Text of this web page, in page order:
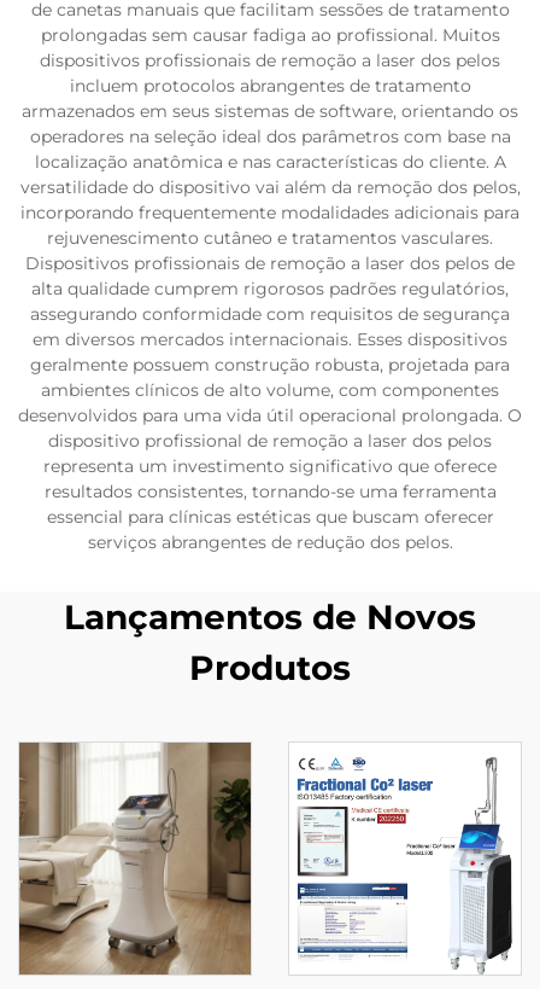
de canetas manuais que facilitam sessões de tratamento
prolongadas sem causar fadiga ao profissional. Muitos
dispositivos profissionais de remoção a laser dos pelos
incluem protocolos abrangentes de tratamento
armazenados em seus sistemas de software, orientando os
operadores na seleção ideal dos parâmetros com base na
localização anatômica e nas características do cliente. A
versatilidade do dispositivo vai além da remoção dos pelos,
incorporando frequentemente modalidades adicionais para
rejuvenescimento cutâneo e tratamentos vasculares.
Dispositivos profissionais de remoção a laser dos pelos de
alta qualidade cumprem rigorosos padrões regulatórios,
assegurando conformidade com requisitos de segurança
em diversos mercados internacionais. Esses dispositivos
geralmente possuem construção robusta, projetada para
ambientes clínicos de alto volume, com componentes
desenvolvidos para uma vida útil operacional prolongada. O
dispositivo profissional de remoção a laser dos pelos
representa um investimento significativo que oferece
resultados consistentes, tornando-se uma ferramenta
essencial para clínicas estéticas que buscam oferecer
serviços abrangentes de redução dos pelos.
Lançamentos de Novos
Produtos